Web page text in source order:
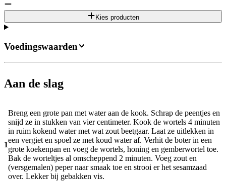
Kies producten
Aan de slag
1
Breng een grote pan met water aan de kook. Schrap de peentjes en
snijd ze in stukken van vier centimeter. Kook de wortels 4 minuten
in ruim kokend water met wat zout beetgaar. Laat ze uitlekken in
een vergiet en spoel ze met koud water af. Verhit de boter in een
grote koekenpan en voeg de wortels, honing en gemberwortel toe.
Bak de worteltjes al omscheppend 2 minuten. Voeg zout en
(versgemalen) peper naar smaak toe en strooi er het sesamzaad
over. Lekker bij gebakken vis.
Voedingswaarden